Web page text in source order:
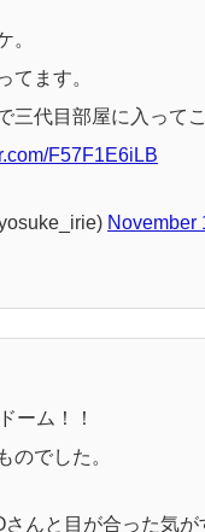
。
てます。
三代目部屋に入って
F57F1E6iLB
November
ーム！！
のでした。
んと目が合った気が